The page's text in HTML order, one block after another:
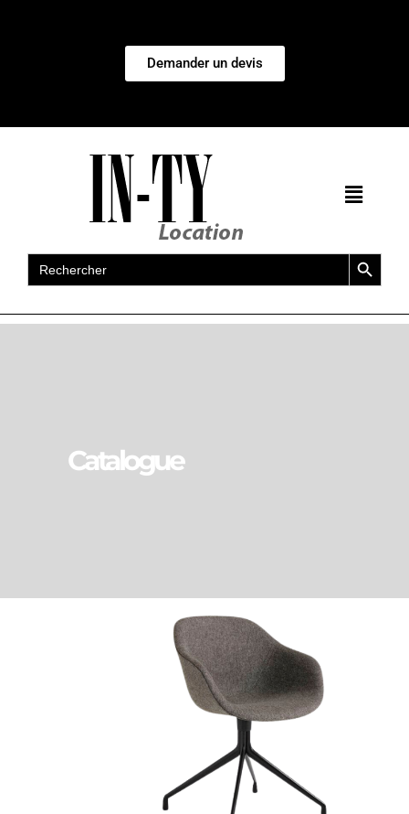
Demander un devis
Search
for:
Search Button
Catalogue